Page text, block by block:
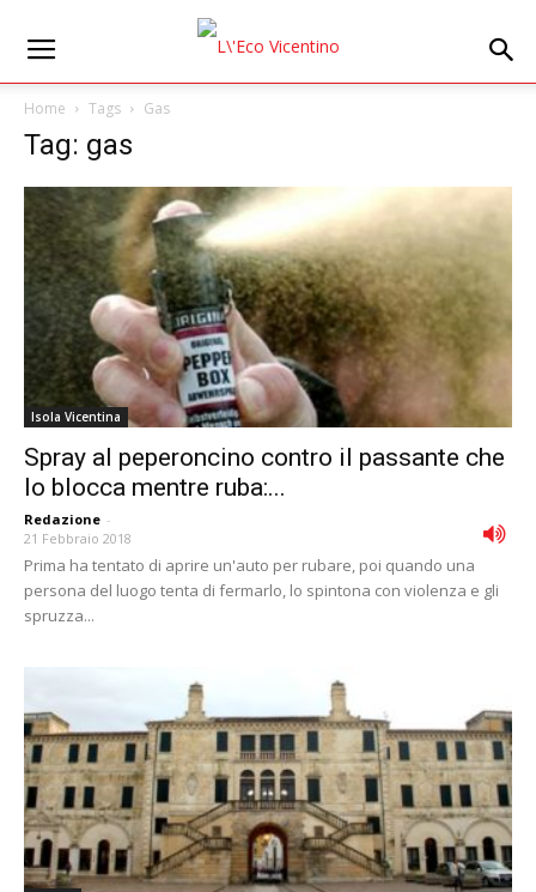
Home Tags Gas
Tag: gas
Isola Vicentina
Spray al peperoncino contro il passante che
lo blocca mentre ruba:...
Redazione -
21 Febbraio 2018
Prima ha tentato di aprire un'auto per rubare, poi quando una
persona del luogo tenta di fermarlo, lo spintona con violenza e gli
spruzza...